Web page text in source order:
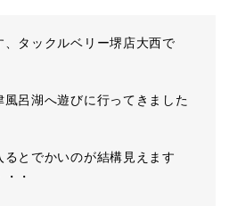
タックルベリー堺店大西で
呂湖へ遊びに行ってきました
とでかいのが結構見えます
・